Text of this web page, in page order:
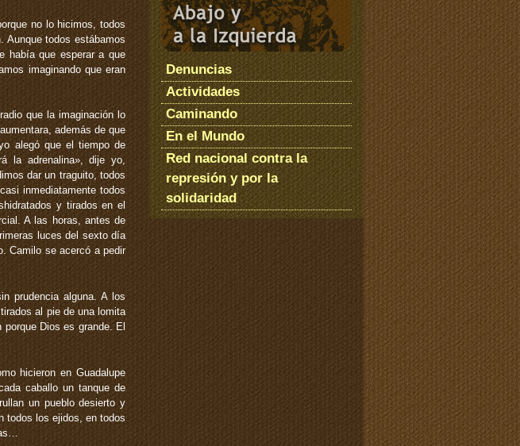
no lo hicimos, todos
Aunque todos estábamos
había que esperar a que
imaginando que eran
que la imaginación lo
además de que
alegó que el tiempo de
la adrenalina»­, dije yo,
dar un traguito, todos
inmediatamente todos
y tirados en el
A las horas, antes de
luces del sexto día
Camilo se acercó a pedir
prudencia alguna. A los
al pie de una lomita
Dios es grande. El
hicieron en Guadalupe
caballo un tanque de
un pueblo desierto y
todos los ejidos, en todos
Denuncias
Actividades
Caminando
En el Mundo
Red nacional contra la
represión y por la
solidaridad